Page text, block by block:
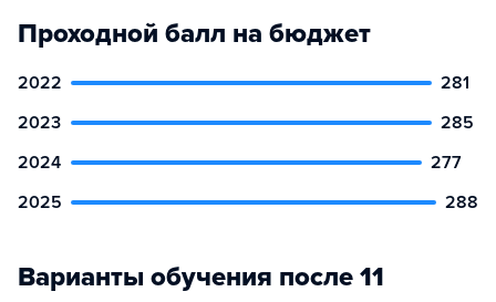
Проходной балл на бюджет
2022
281
2023
285
2024
277
2025
288
Варианты обучения после 11